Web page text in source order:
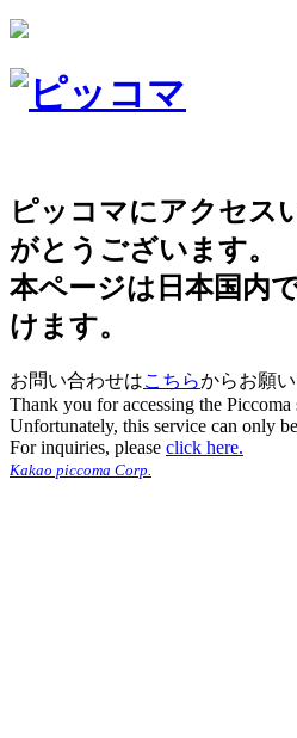
ピッコマにアクセス
がとうございます。
本ページは日本国内
けます。
お問い合わせはこちらからお願い
Thank you for accessing the Piccoma
Unfortunately, this service can only
For inquiries, please click here.
Kakao piccoma Corp.